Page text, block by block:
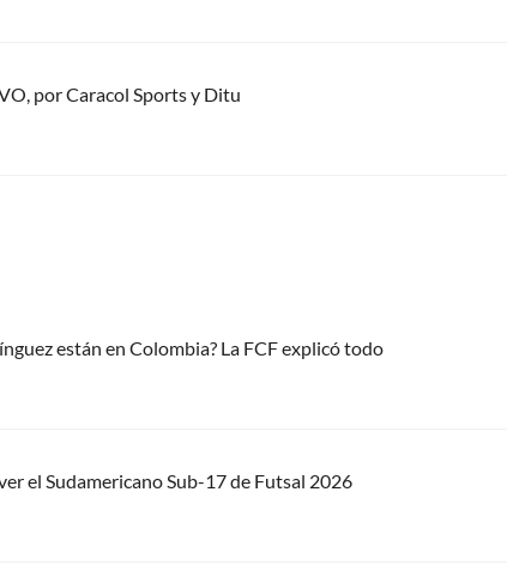
por Caracol Sports y Ditu
están en Colombia? La FCF explicó todo
el Sudamericano Sub-17 de Futsal 2026